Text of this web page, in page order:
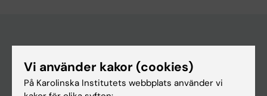
Huvudmeny
Utbildning
Vi använder kakor (cookies)
På Karolinska Institutets webbplats använder vi